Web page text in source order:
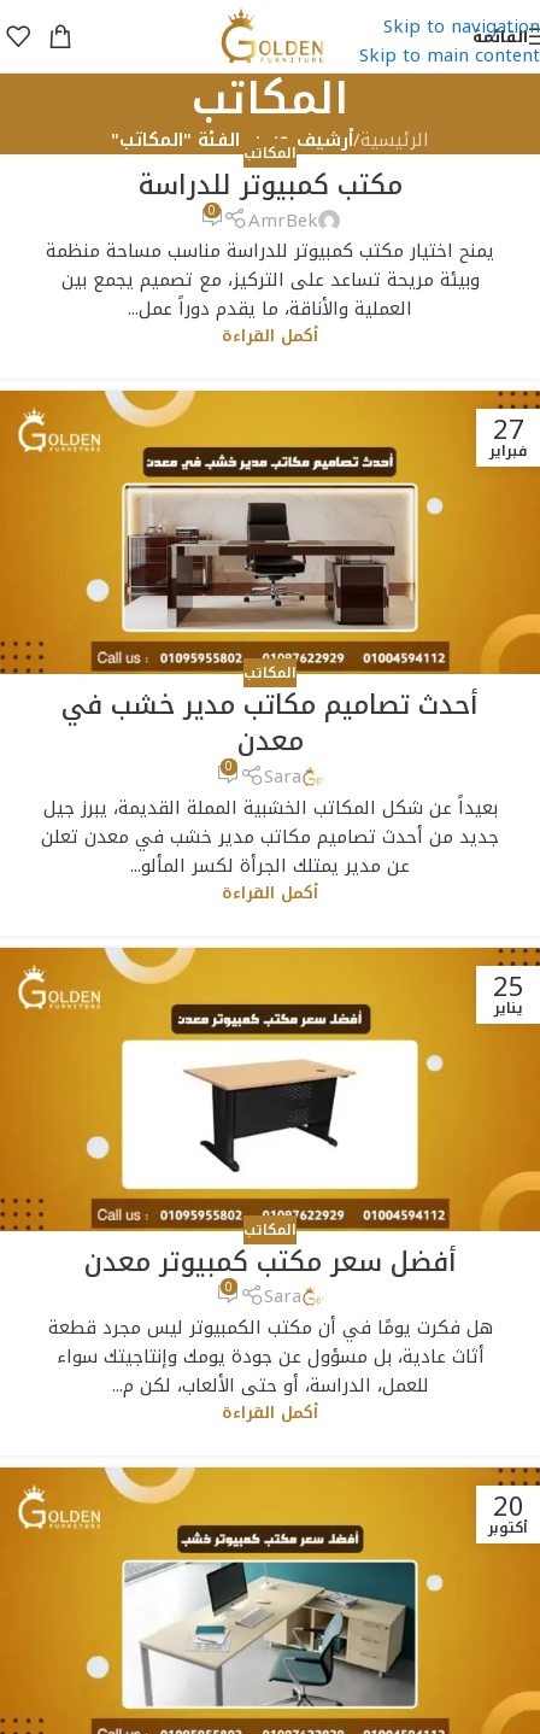
Skip to navigation
Skip to main content
القائمة
المكاتب الرئيسية/أرشيف حسب الفئة "المكاتب"
المكاتب
مكتب كمبيوتر للدراسة
AmrBek
0
يمنح اختيار مكتب كمبيوتر للدراسة مناسب مساحة منظمة
وبيئة مريحة تساعد على التركيز، مع تصميم يجمع بين
العملية والأناقة، ما يقدم دوراً عمل...
أكمل القراءة
27
فبراير
المكاتب
أحدث تصاميم مكاتب مدير خشب في
معدن
Sara
0
بعيداً عن شكل المكاتب الخشبية المملة القديمة، يبرز جيل
جديد من أحدث تصاميم مكاتب مدير خشب في معدن تعلن
عن مدير يمتلك الجرأة لكسر المألو...
أكمل القراءة
25
يناير
المكاتب
أفضل سعر مكتب كمبيوتر معدن
Sara
0
هل فكرت يومًا في أن مكتب الكمبيوتر ليس مجرد قطعة
أثاث عادية، بل مسؤول عن جودة يومك وإنتاجيتك سواء
للعمل، الدراسة، أو حتى الألعاب، لكن م...
أكمل القراءة
20
أكتوبر